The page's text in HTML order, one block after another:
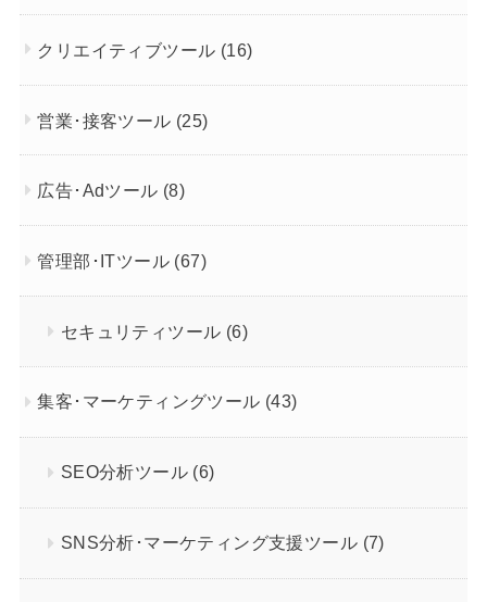
クリエイティブツール (16)
営業･接客ツール (25)
広告･Adツール (8)
管理部･ITツール (67)
セキュリティツール (6)
集客･マーケティングツール (43)
SEO分析ツール (6)
SNS分析･マーケティング支援ツール (7)